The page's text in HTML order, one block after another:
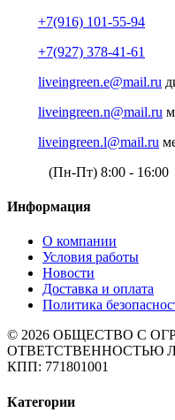
+7(916) 101-55-94
+7(927) 378-41-61
liveingreen.e@mail.ru
liveingreen.n@mail.ru
liveingreen.l@mail.ru
(Пн-Пт) 8:00 - 16:00
Информация
О компании
Условия работы
Новости
Доставка и оплата
Политика
© 2026 ОБЩЕСТВО С
ОТВЕТСТВЕННОСТЬЮ
КПП: 771801001
Категории